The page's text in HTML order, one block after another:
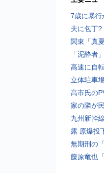
7歳に暴行
夫に包丁
関東「真
「泥酔者
高速に自
立体駐車
高市氏の
家の隣が
九州新幹
露 原爆投
無期刑の
藤原竜也